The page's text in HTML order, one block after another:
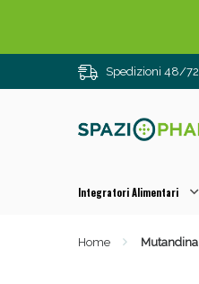
Spedizioni 48/
Integratori Alimentari
Home